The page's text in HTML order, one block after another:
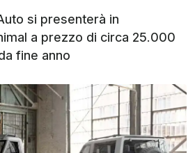
si presenterà in
a prezzo di circa 25.000
fine anno